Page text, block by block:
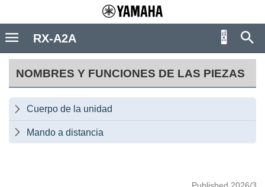
NOMBRES Y FUNCIONES DE LAS PIEZAS
 Cuerpo de la unidad
 Mando a distancia
RX-A2A